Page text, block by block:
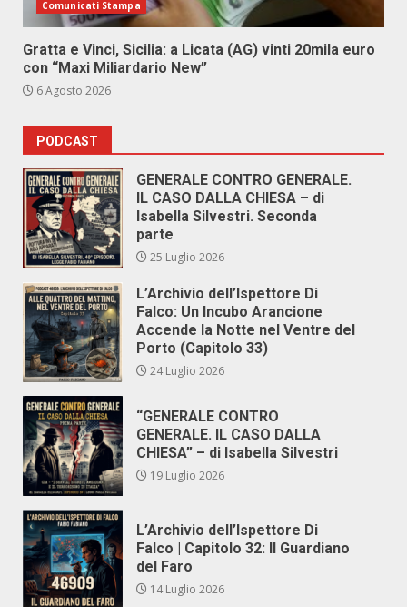
Comunicati Stampa
Gratta e Vinci, Sicilia: a Licata (AG) vinti 20mila euro
con “Maxi Miliardario New”
6 Agosto 2026
PODCAST
GENERALE CONTRO GENERALE.
IL CASO DALLA CHIESA – di
Isabella Silvestri. Seconda
parte
25 Luglio 2026
L’Archivio dell’Ispettore Di
Falco: Un Incubo Arancione
Accende la Notte nel Ventre del
Porto (Capitolo 33)
24 Luglio 2026
“GENERALE CONTRO
GENERALE. IL CASO DALLA
CHIESA” – di Isabella Silvestri
19 Luglio 2026
L’Archivio dell’Ispettore Di
Falco | Capitolo 32: Il Guardiano
del Faro
14 Luglio 2026